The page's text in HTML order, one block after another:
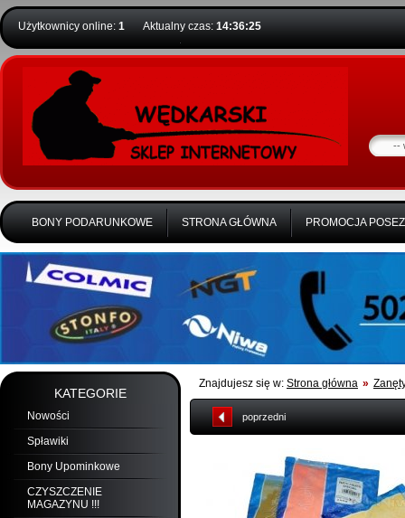
Użytkownicy online: 1 Aktualny czas: 14:36:26
BONY PODARUNKOWE STRONA GŁÓWNA PROMOCJA
KATEGORIE
Nowości
Spławiki
Bony Upominkowe
CZYSZCZENIE
MAGAZYNU !!!
Znajdujesz się w: Strona główna »
poprzedni